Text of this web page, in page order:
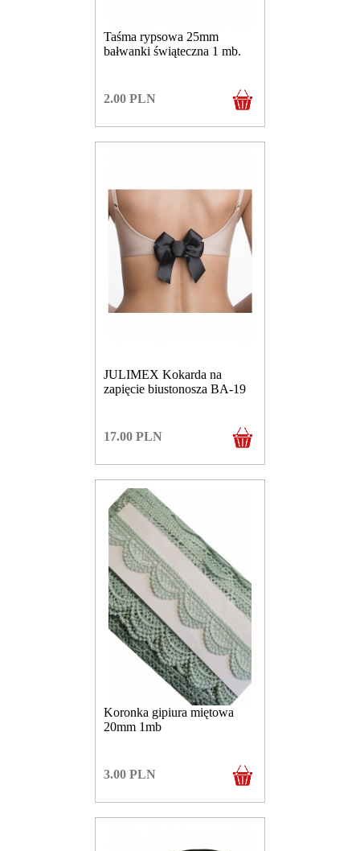
Taśma rypsowa 25mm
bałwanki świąteczna 1 mb.
2.00 PLN
JULIMEX Kokarda na
zapięcie biustonosza BA-19
17.00 PLN
Koronka gipiura miętowa
20mm 1mb
3.00 PLN